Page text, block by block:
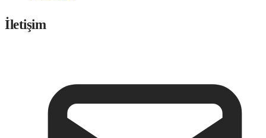
İletişim